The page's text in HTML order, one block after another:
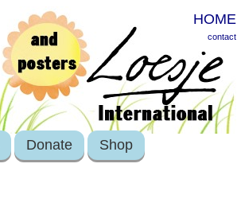
HOME
contact
Donate Shop